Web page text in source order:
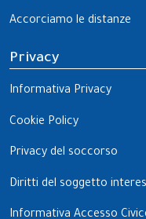
Accorciamo le distanze
Privacy
Informativa Privacy
Cookie Policy
Privacy del soccorso
Diritti del soggetto
Informativa Accesso